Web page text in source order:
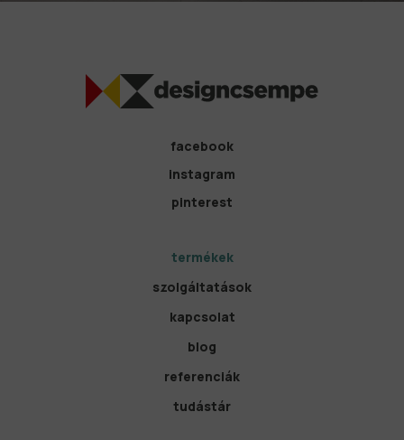
facebook
instagram
pinterest
termékek
szolgáltatások
kapcsolat
blog
referenciák
tudástár